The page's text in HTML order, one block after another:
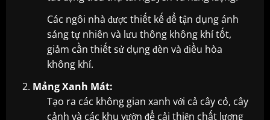
Các ngôi nhà được thiết kế để tận dụng ánh
sáng tự nhiên và lưu thông không khí tốt,
giảm cần thiết sử dụng đèn và điều hòa
không khí.
Mảng Xanh Mát:
Tạo ra các không gian xanh với cả cây cỏ, cây
cảnh và các khu vườn để cải thiện chất lượng